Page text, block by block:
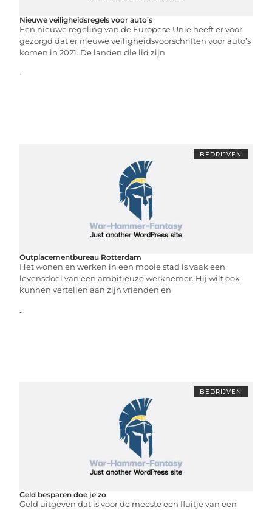
Nieuwe veiligheidsregels voor auto’s
Een nieuwe regeling van de Europese Unie heeft er voor
gezorgd dat er nieuwe veiligheidsvoorschriften voor auto’s
komen in 2021. De landen die lid zijn
...
BEDRIJVEN
Outplacementbureau Rotterdam
Het wonen en werken in een mooie stad is vaak een
levensdoel van een ambitieuze werknemer. Hij wilt ook
kunnen vertellen aan zijn vrienden en
...
BEDRIJVEN
Geld besparen doe je zo
Geld uitgeven dat is voor de meeste een fluitje van een